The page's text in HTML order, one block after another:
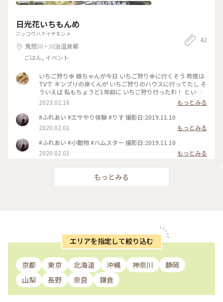
日光花いちもんめ
ニッコウハナイチモンメ
鬼怒川・川治温泉郷
ごはん, イベント
42
いちご狩り🍓 娘ちゃんが今日 いちご狩り🍓に行くそう 昨夜は
TVで キンプリの岸くんが いちご狩りのハウスに行ってたし そ
ういえば 私もちょうど1年前に いちご狩り行ったわ！ という
訳で 過去picですが いちご狩りの写真を( *´꒳`*) 岸くんが取材
していた小山の観光農園も行った事あったのですが 昨年は 日
光に行きました いちご狩り目的で出かけたのが久しぶりだっ
たので やる気(食う気)満々で行ったけど そんな何十個もは食べ
れませんでしたね( ´꒳`;) 5枚目は 熟れてないんじゃなくて 試
食で貰ったミルキーベリーという白苺 あっ岸くんも食べてま
したね🍓 サクッとしていて でもみずみずしい感じでした #い
ちご狩り #日光 #花いちもんめ #とちおとめ #やよいひめ #ミル
2023.02.16
もっとみる
#ふれあい #エサやり体験 #りす 撮影日:2019.11.10
2020.02.01
もっとみる
#ふれあい #小動物 #ハムスター 撮影日:2019.11.10
2020.02.01
もっとみる
もっとみる
エリアを指定して絞り込む
京都 東京 北海道 沖縄 神奈川
静岡
山梨
長野 奈良 鎌倉